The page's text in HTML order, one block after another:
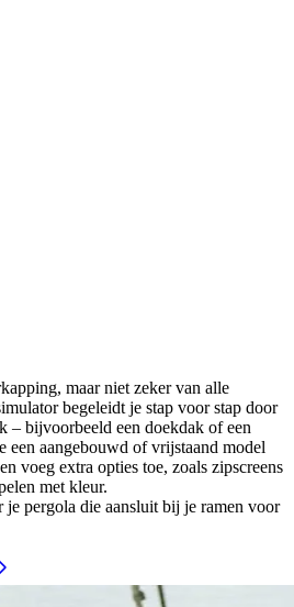
maar niet zeker van alle
begeleidt je stap voor stap door
– bijvoorbeeld een doekdak of een
een aangebouwd of vrijstaand model
voeg extra opties toe, zoals zipscreens
met kleur.
je pergola die aansluit bij je ramen voor